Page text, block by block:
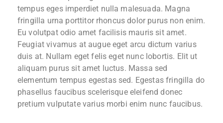
tempus eges imperdiet nulla malesuada. Magna
fringilla urna porttitor rhoncus dolor purus non enim.
Eu volutpat odio amet facilisis mauris sit amet.
Feugiat vivamus at augue eget arcu dictum varius
duis at. Nullam eget felis eget nunc lobortis. Elit ut
aliquam purus sit amet luctus. Massa sed
elementum tempus egestas sed. Egestas fringilla do
phasellus faucibus scelerisque eleifend donec
pretium vulputate varius morbi enim nunc faucibus.